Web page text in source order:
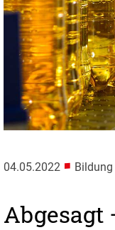
04.05.2022 ■ Bildung